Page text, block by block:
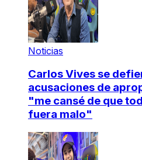
Noticias
Carlos Vives se
acusaciones de
"me cansé de que
fuera malo"